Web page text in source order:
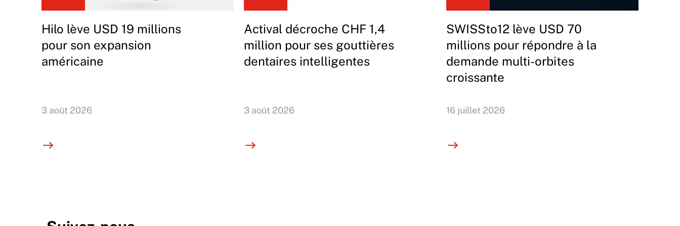
Hilo lève USD 19 millions
pour son expansion
américaine
3 août 2026
Actival décroche CHF 1,4
million pour ses gouttières
dentaires intelligentes
3 août 2026
SWISSto12 lève USD 70
millions pour répondre à la
demande multi-orbites
croissante
16 juillet 2026